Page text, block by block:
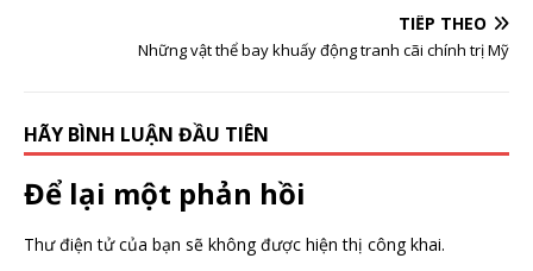
TIẾP THEO
Những vật thể bay khuấy động tranh cãi chính trị Mỹ
HÃY BÌNH LUẬN ĐẦU TIÊN
Để lại một phản hồi
Thư điện tử của bạn sẽ không được hiện thị công khai.